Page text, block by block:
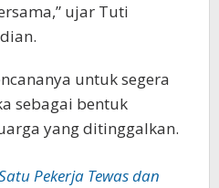
ujar Tuti
untuk segera
sebagai bentuk
yang ditinggalkan.
Pekerja Tewas dan